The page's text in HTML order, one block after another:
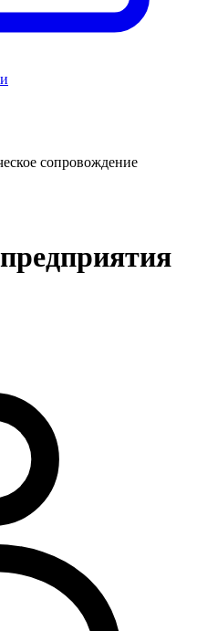
сопровождение